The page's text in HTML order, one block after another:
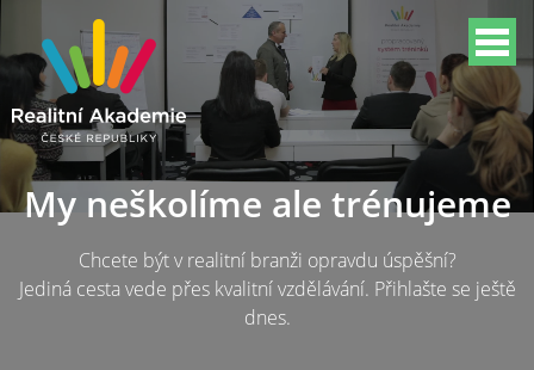
My neškolíme ale trénujeme
Chcete být v realitní branži opravdu úspěšní?
Jediná cesta vede přes kvalitní vzdělávání. Přihlašte se ještě
dnes.